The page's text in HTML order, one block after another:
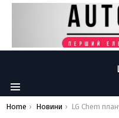
Menu
You are here:
Home Новини LG Chem планує подвоїти виробництво акумуляторів для